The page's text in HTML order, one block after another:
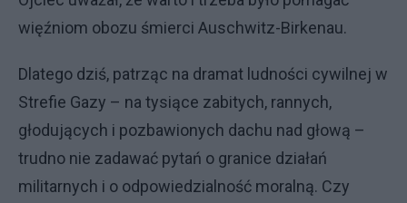
więźniom obozu śmierci Auschwitz-Birkenau.
Dlatego dziś, patrząc na dramat ludności cywilnej w
Strefie Gazy – na tysiące zabitych, rannych,
głodujących i pozbawionych dachu nad głową –
trudno nie zadawać pytań o granice działań
militarnych i o odpowiedzialność moralną. Czy